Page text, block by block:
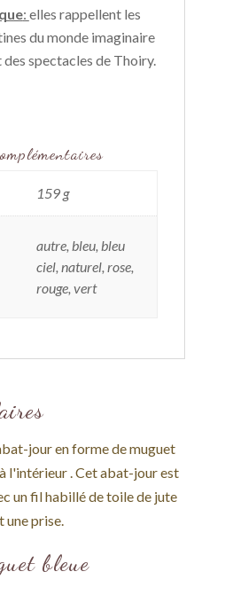
: elles rappellent les
du monde imaginaire
spectacles de Thoiry.
159 g
autre, bleu, bleu
ciel, naturel, rose,
rouge, vert
bleue